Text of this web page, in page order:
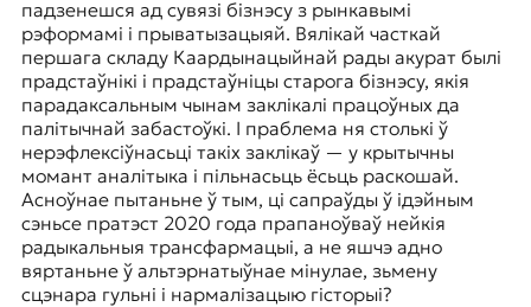
падзенешся ад сувязі бізнэсу з рынкавымі
рэформамі і прыватызацыяй. Вялікай часткай
першага складу Каардынацыйнай рады акурат былі
прадстаўнікі і прадстаўніцы старога бізнэсу, якія
парадаксальным чынам заклікалі працоўных да
палітычнай забастоўкі. І праблема ня столькі ў
нерэфлексіўнасьці такіх заклікаў — у крытычны
момант аналітыка і пільнасьць ёсьць раскошай.
Асноўнае пытаньне ў тым, ці сапраўды ў ідэйным
сэньсе пратэст 2020 года прапаноўваў нейкія
радыкальныя трансфармацыі, а не яшчэ адно
вяртаньне ў альтэрнатыўнае мінулае, зьмену
сцэнара гульні і нармалізацыю гісторыі?